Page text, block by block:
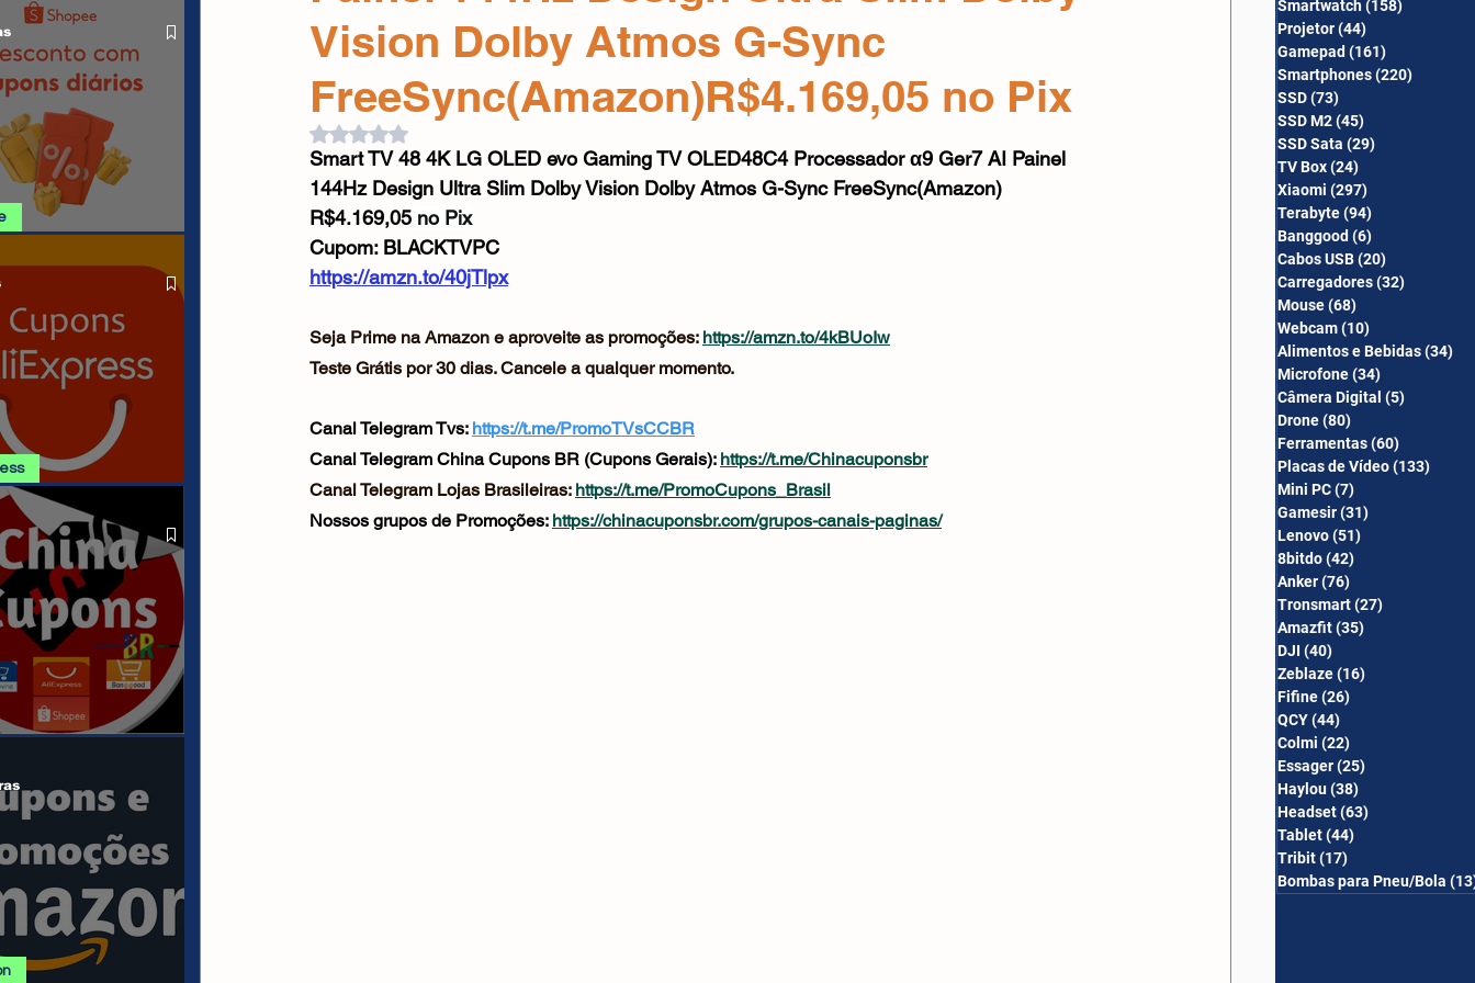
Carregadores
Vision Dolby Atmos G-Sync
FreeSync(Amazon)R$4.169,05 no Pix
Avaliado com NaN de 5 estrelas.
Smart TV 48 4K LG OLED evo Gaming TV OLED48C4 Processador α9 Ger7 AI Painel
144Hz Design Ultra Slim Dolby Vision Dolby Atmos G-Sync FreeSync(Amazon)
R$4.169,05 no Pix
Cupom: BLACKTVPC
https://amzn.to/40jTlpx
Seja Prime na Amazon e aproveite as promoções: https://amzn.to/4kBUoIw
Teste Grátis por 30 dias. Cancele a qualquer momento.
Canal Telegram Tvs: https://t.me/PromoTVsCCBR
Canal Telegram China Cupons BR (Cupons Gerais): https://t.me/Chinacuponsbr
Canal Telegram Lojas Brasileiras: https://t.me/PromoCupons_Brasil
Nossos grupos de Promoções: https://chinacuponsbr.com/grupos-canais-paginas/
Smartwatch(158)
Projetor(44)
Gamepad (161)
Smartphones(220)
SSD(73)
SSD M2(45)
SSD Sata (29)
TV Box(24)
Xiaomi (297)
Terabyte(94)
Banggood (6)
Cabos USB(20)
Carregadores(32)
Mouse(68)
Webcam(10)
Alimentos e Bebidas(34)
Microfone(34)
Câmera Digital (5)
Drone(80)
Ferramentas(60)
Placas de Vídeo(133)
Mini PC(7)
Gamesir(31)
Lenovo(51)
8bitdo(42)
Anker(76)
Tronsmart(27)
Amazfit(35)
DJI (40)
Zeblaze(16)
Fifine(26)
QCY(44)
Colmi (22)
Essager(25)
Haylou(38)
Headset(63)
Tablet(44)
Tribit(17)
Bombas para Pneu/Bola